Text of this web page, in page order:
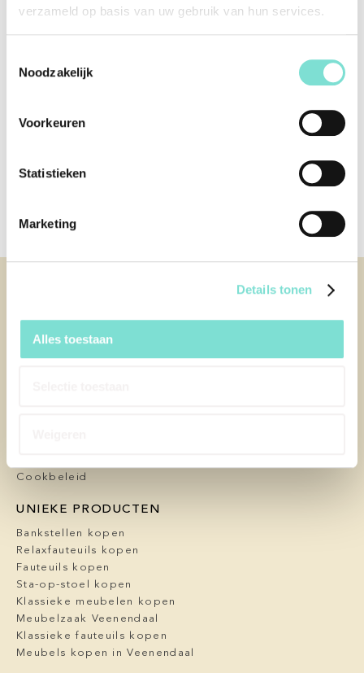
verzameld op basis van uw gebruik van hun services.
Noodzakelijk
Voorkeuren
Statistieken
Marketing
Details tonen
Alles toestaan
Heeft u een vraag
over onze
collectie?
Afspraak maken
Over ons
Service en garantie
Cookbeleid
UNIEKE PRODUCTEN
Bankstellen kopen
Relaxfauteuils kopen
Fauteuils kopen
Sta-op-stoel kopen
Klassieke meubelen kopen
Meubelzaak Veenendaal
Klassieke fauteuils kopen
Meubels kopen in Veenendaal